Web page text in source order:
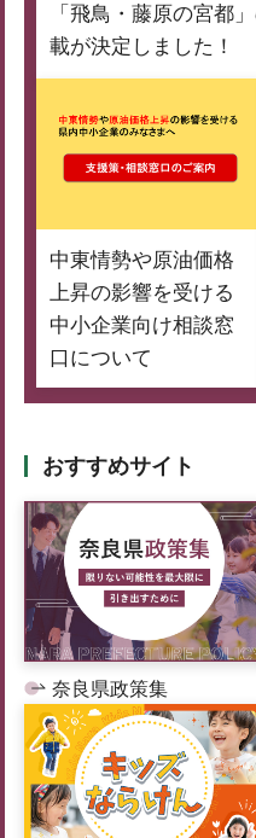
「飛鳥・藤原の宮都
載が決定しました！
中東情勢や原油価格
上昇の影響を受ける
中小企業向け相談窓
口について
おすすめサイト
奈良県政策集